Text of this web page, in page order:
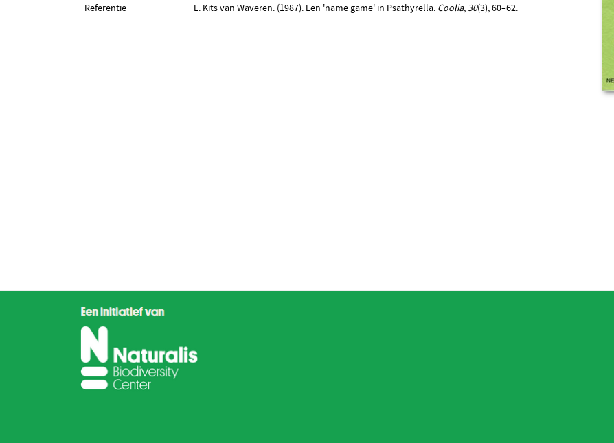
Referentie E. Kits van Waveren. (1987). Een 'name game' in Psathyrella. Coolia, 30(3), 60–62.